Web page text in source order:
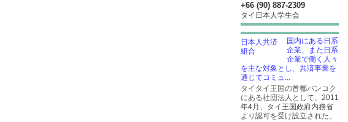
+66 (90) 887-2309
タイ日本人学生会
国内にある日系
企業、また日系
企業で働く人々
を主な対象とし、共済事業を
通じてコミュ...
タイタイ王国の首都バンコク
にある社団法人として、2011
年4月、タイ王国政府内務省
より認可を受け設立された、